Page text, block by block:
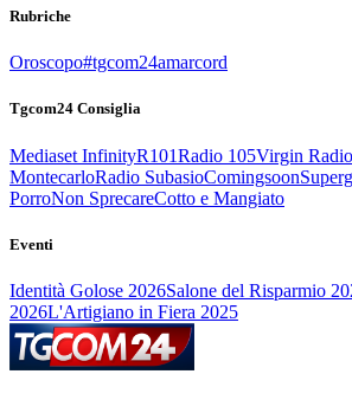
Rubriche
Oroscopo#tgcom24amarcord
Tgcom24 Consiglia
Mediaset InfinityR101Radio 105Virgin Radio
MontecarloRadio SubasioComingsoon
PorroNon SprecareCotto e Mangiato
Eventi
Identità Golose 2026Salone del Risparmio
2026L'Artigiano in Fiera 2025